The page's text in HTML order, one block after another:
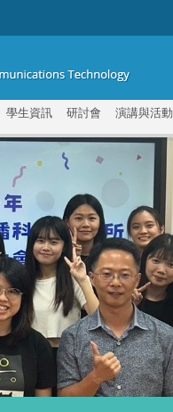
學生資訊 研討會 演講與活動